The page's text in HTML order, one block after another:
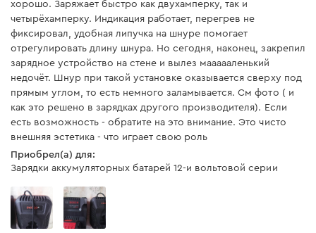
Частота сети 50 Гц
Вес 0,4 кг
Допустимая температура
для зарядки АКБ
от +5°С до +45°С
Отверстия для крепления
на стену
есть
Комплектация
Аккумуляторная батарея Dnipro-M BP-125 4 Ач
хорошо. Заряжает быстро как двухамперку, так и
четырёхамперку. Индикация работает, перегрев не
фиксировал, удобная липучка на шнуре помогает
отрегулировать длину шнура. Но сегодня, наконец, закрепил
зарядное устройство на стене и вылез маааааленький
недочёт. Шнур при такой установке оказывается сверху под
прямым углом, то есть немного заламывается. См фото ( и
как это решено в зарядках другого производителя). Если
есть возможность - обратите на это внимание. Это чисто
внешняя эстетика - что играет свою роль
Приобрел(а) для:
Зарядки аккумуляторных батарей 12-и вольтовой серии